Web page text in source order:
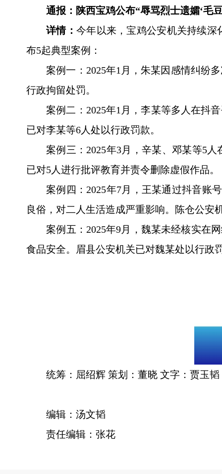
通报：陕西宝鸡公布“辱骂烈士遗孀‘毛
详情：今年以来，宝鸡公安机关持续
布5起典型案例：
案例一：2025年1月，朱某因感情纠纷
行政拘留处罚。
案例二：2025年1月，李某等多人在抖
已对李某等6人处以行政罚款。
案例三：2025年3月，辛某、邓某等5
已对5人进行批评教育并责令删除虚假作品。
案例四：2025年7月，王某通过抖音账
良俗，对二人生活造成严重影响。陈仓公安
案例五：2025年9月，魏某未经核实在
食品安全。眉县公安机关已对魏某处以行政
统筹：屈绍辉 策划：董晓 文字：贾玉
编辑：汤文韬
责任编辑：张花